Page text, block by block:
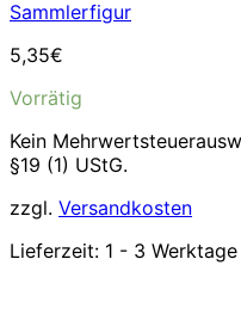
Sammlerfigur
5,35€
Vorrätig
Kein
§19 (1) UStG.
zzgl. Versandkosten
Lieferzeit: 1 - 3 Werktage